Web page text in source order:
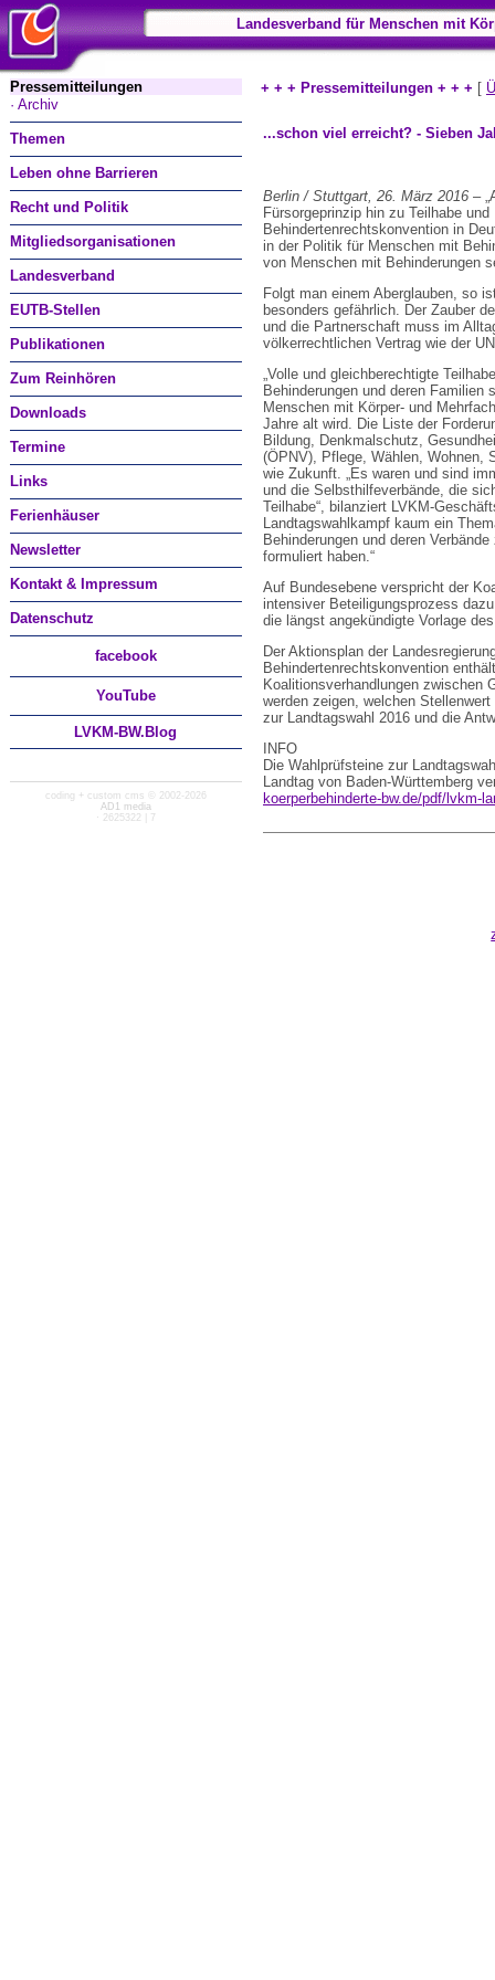
Landesverband für Menschen mit
Pressemitteilungen
· Archiv
Themen
Leben ohne Barrieren
Recht und Politik
Mitgliedsorganisationen
Landesverband
EUTB-Stellen
Publikationen
Zum Reinhören
Downloads
Termine
Links
Ferienhäuser
Newsletter
Kontakt & Impressum
Datenschutz
facebook
YouTube
LVKM-BW.Blog
coding + custom cms © 2002-2026
AD1 media
· 2625322 | 7
+ + + Pressemitteilungen + + + [
...schon viel erreicht? - Sieben
Berlin / Stuttgart, 26. März 2016 –
Fürsorgeprinzip hin zu Teilhabe
Behindertenrechtskonvention in
in der Politik für Menschen mit
von Menschen mit Behinderungen
Folgt man einem Aberglauben, so
besonders gefährlich. Der Zauber
und die Partnerschaft muss im
völkerrechtlichen Vertrag wie der
„Volle und gleichberechtigte
Behinderungen und deren
Menschen mit Körper- und
Jahre alt wird. Die Liste der
Bildung, Denkmalschutz,
(ÖPNV), Pflege, Wählen, Wohnen,
wie Zukunft. „Es waren und sind
und die Selbsthilfeverbände, die
Teilhabe“, bilanziert LVKM-
Landtagswahlkampf kaum ein
Behinderungen und deren
formuliert haben.“
Auf Bundesebene verspricht der
intensiver Beteiligungsprozess
die längst angekündigte Vorlage
Der Aktionsplan der
Behindertenrechtskonvention
Koalitionsverhandlungen zwischen
werden zeigen, welchen
zur Landtagswahl 2016 und die
INFO
Die Wahlprüfsteine zur
Landtag von Baden-Württemberg
koerperbehinderte-bw.de/pdf/lvkm-